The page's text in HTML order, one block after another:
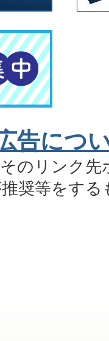
告につ
のリンク先
奨等をす